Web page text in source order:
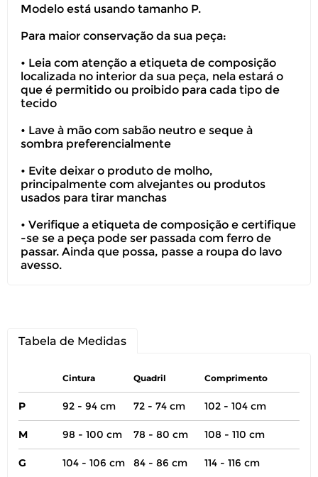
Modelo está usando tamanho P.
Para maior conservação da sua peça:
• Leia com atenção a etiqueta de composição
localizada no interior da sua peça, nela estará o
que é permitido ou proibido para cada tipo de
tecido
• Lave à mão com sabão neutro e seque à
sombra preferencialmente
• Evite deixar o produto de molho,
principalmente com alvejantes ou produtos
usados para tirar manchas
• Verifique a etiqueta de composição e certifique
-se se a peça pode ser passada com ferro de
passar. Ainda que possa, passe a roupa do lavo
avesso.
Tabela de Medidas
Cintura Quadril Comprimento
P 92 - 94 cm 72 - 74 cm 102 - 104 cm
M 98 - 100 cm 78 - 80 cm 108 - 110 cm
G 104 - 106 cm 84 - 86 cm 114 - 116 cm